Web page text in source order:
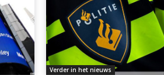
Verder in het nieuws